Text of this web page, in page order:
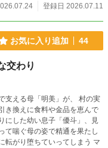
登録日 2026.07.11
お気に入り追加 44
交わり
支える母「明美」が、 村の実
き換えに食料や金品を恵んで
にした幼い息子「優斗」、見
て喘ぐ母の姿で精通を果たし
転がり堕ちていってしまう マ